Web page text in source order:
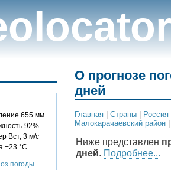
655 мм
92%
Вст, 3 м/с
+23 °C
погоды
О прогнозе
дней
Главная | Cтраны | Россия
Малокарачаевский район
Ниже представлен
дней Подробнее...